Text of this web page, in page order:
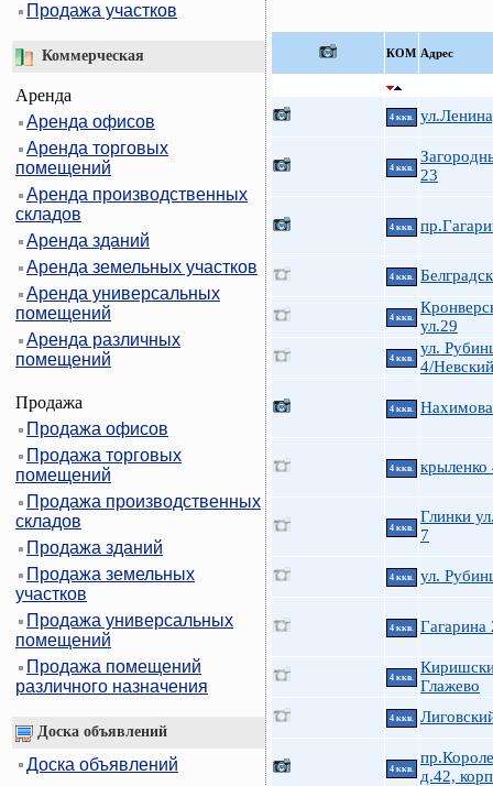
Продажа участков
Коммерческая
Аренда
Аренда офисов
Аренда торговых
помещений
Аренда производственных
складов
Аренда зданий
Аренда земельных участков
Аренда универсальных
помещений
Аренда различных
помещений
Продажа
Продажа офисов
Продажа торговых
помещений
Продажа производственных
складов
Продажа зданий
Продажа земельных
участков
Продажа универсальных
помещений
Продажа помещений
различного назначения
Доска объявлений
Доска объявлений
КOМ Адрес
4 ккв.
4 ккв.
23
4 ккв.
4 ккв.
4 ккв.
ул.29
4 ккв.
ул.
4/
4 ккв.
4 ккв. крыленко
4 ккв.
Глинки
7
4 ккв. ул.
4 ккв. Гагарина
4 ккв.
Глажево
4 ккв.
4 ккв.
д.42,